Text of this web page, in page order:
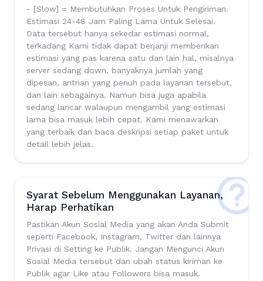
- [Slow] = Membutuhkan Proses Untuk Pengiriman.
Estimasi 24-48 Jam Paling Lama Untuk Selesai.
Data tersebut hanya sekedar estimasi normal,
terkadang Kami tidak dapat berjanji memberikan
estimasi yang pas karena satu dan lain hal, misalnya
server sedang down, banyaknya jumlah yang
dipesan, antrian yang penuh pada layanan tersebut,
dan lain sebagainya. Namun bisa juga apabila
sedang lancar walaupun mengambil yang estimasi
lama bisa masuk lebih cepat. Kami menawarkan
yang terbaik dan baca deskripsi setiap paket untuk
detail lebih jelas.
Syarat Sebelum Menggunakan Layanan,
Harap Perhatikan
Pastikan Akun Sosial Media yang akan Anda Submit
seperti Facebook, Instagram, Twitter dan lainnya
Privasi di Setting ke Publik. Jangan Mengunci Akun
Sosial Media tersebut dan ubah status kiriman ke
Publik agar Like atau Followers bisa masuk.